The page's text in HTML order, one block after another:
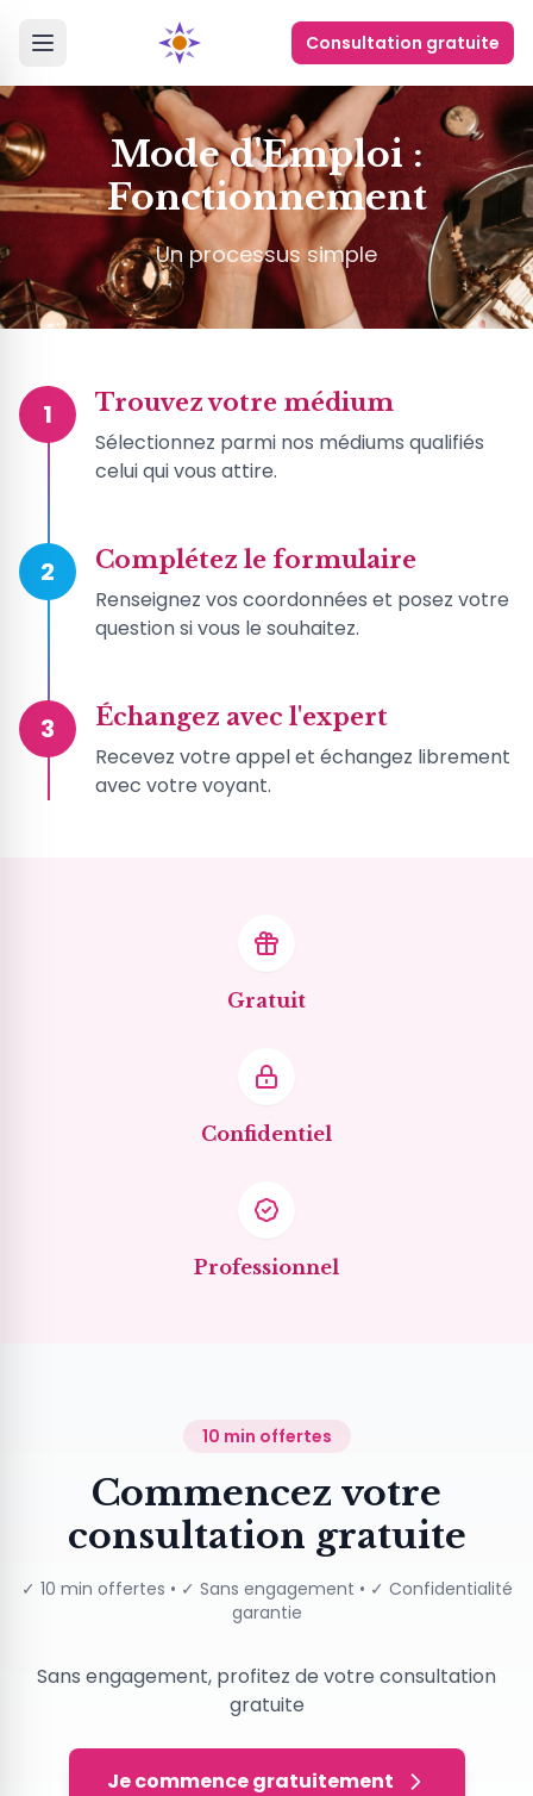
Consultation gratuite
Mode d'Emploi :
Fonctionnement
Un processus simple
1 Trouvez votre médium
Sélectionnez parmi nos médiums qualifiés
celui qui vous attire.
2 Complétez le formulaire
Renseignez vos coordonnées et posez votre
question si vous le souhaitez.
3 Échangez avec l'expert
Recevez votre appel et échangez librement
avec votre voyant.
Gratuit
Confidentiel
Professionnel
10 min offertes
Commencez votre
consultation gratuite
✓ 10 min offertes • ✓ Sans engagement • ✓ Confidentialité
garantie
Sans engagement, profitez de votre consultation
gratuite
Je commence gratuitement